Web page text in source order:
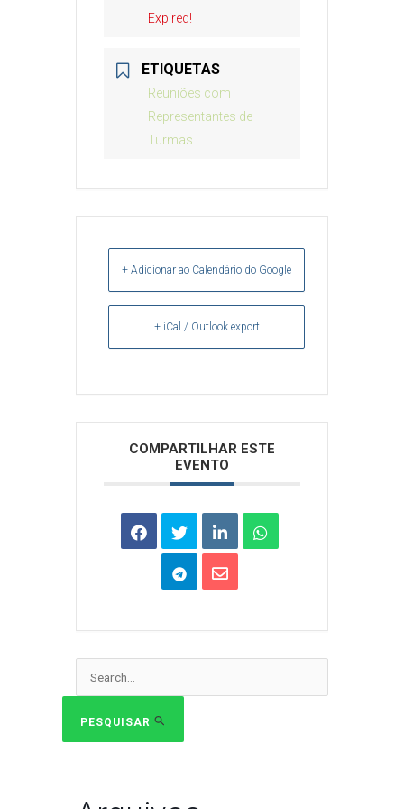
Expired!
ETIQUETAS
Reuniões com
Representantes de
Turmas
+ Adicionar ao Calendário do Google
+ iCal / Outlook export
COMPARTILHAR ESTE
EVENTO
Pesquisar
PESQUISAR